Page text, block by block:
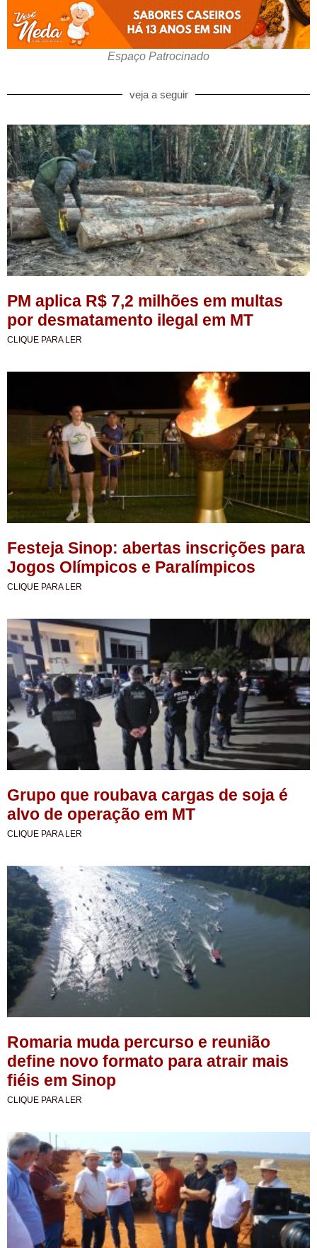
Espaço Patrocinado
veja a seguir
PM aplica R$ 7,2 milhões em multas
por desmatamento ilegal em MT
CLIQUE PARA LER
Festeja Sinop: abertas inscrições para
Jogos Olímpicos e Paralímpicos
CLIQUE PARA LER
Grupo que roubava cargas de soja é
alvo de operação em MT
CLIQUE PARA LER
Romaria muda percurso e reunião
define novo formato para atrair mais
fiéis em Sinop
CLIQUE PARA LER